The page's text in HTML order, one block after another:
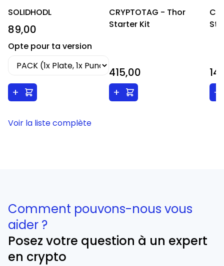
SOLIDHODL
89,00
Opte pour ta version
+
CRYPTOTAG - Thor
Starter Kit
415,00
+
+
Voir la liste complète
Comment pouvons-nous vous
aider ?
Posez votre question à un expert
en crypto